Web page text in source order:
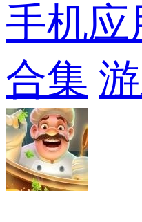
手机应
合集